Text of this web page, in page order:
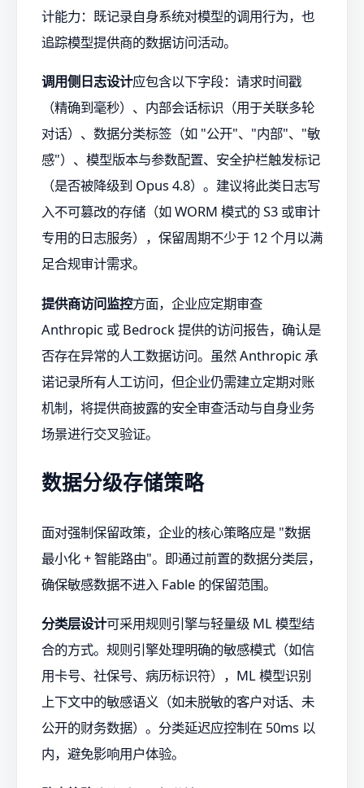
计能力：既记录自身系统对模型的调用行为，也
追踪模型提供商的数据访问活动。
调用侧日志设计应包含以下字段：请求时间戳
（精确到毫秒）、内部会话标识（用于关联多轮
对话）、数据分类标签（如 "公开"、"内部"、"敏
感"）、模型版本与参数配置、安全护栏触发标记
（是否被降级到 Opus 4.8）。建议将此类日志写
入不可篡改的存储（如 WORM 模式的 S3 或审计
专用的日志服务），保留周期不少于 12 个月以满
足合规审计需求。
提供商访问监控方面，企业应定期审查
Anthropic 或 Bedrock 提供的访问报告，确认是
否存在异常的人工数据访问。虽然 Anthropic 承
诺记录所有人工访问，但企业仍需建立定期对账
机制，将提供商披露的安全审查活动与自身业务
场景进行交叉验证。
数据分级存储策略
面对强制保留政策，企业的核心策略应是 "数据
最小化 + 智能路由"。即通过前置的数据分类层，
确保敏感数据不进入 Fable 的保留范围。
分类层设计可采用规则引擎与轻量级 ML 模型结
合的方式。规则引擎处理明确的敏感模式（如信
用卡号、社保号、病历标识符），ML 模型识别
上下文中的敏感语义（如未脱敏的客户对话、未
公开的财务数据）。分类延迟应控制在 50ms 以
内，避免影响用户体验。